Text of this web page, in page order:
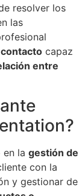
resolver los
las
capaz
entre
en la gestión de
con la
y gestionar de